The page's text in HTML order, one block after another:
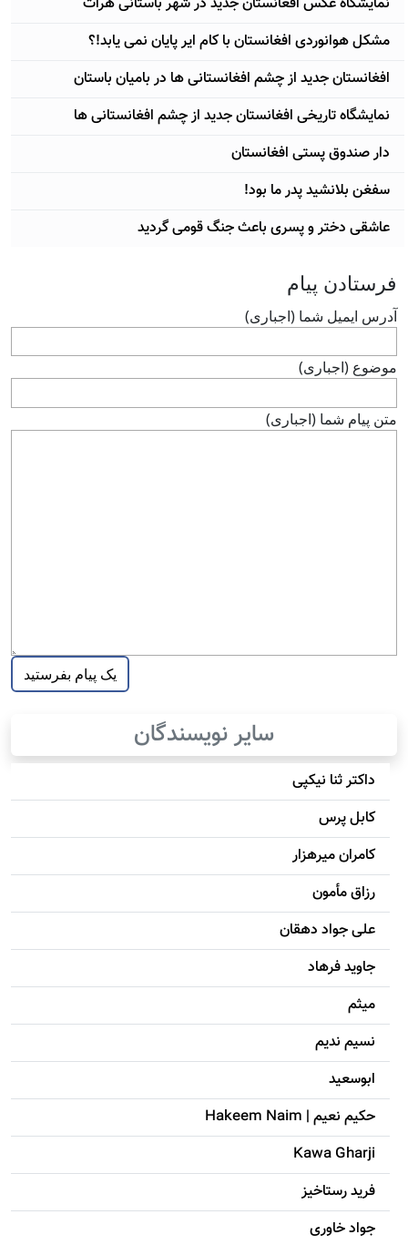
مشکل هوانوردی افغانستان با کام ایر پایان نمی یابد!؟
افغانستان جدید از چشم افغانستانی ها در بامیان باستان
نمایشگاه تاریخی افغانستان جدید از چشم افغانستانی ها
دار صندوق پستی افغانستان
سفغن بلانشيد پدر ما بود!
عاشقی دختر و پسری باعث جنگ قومی گردید
فرستادن پيام
آدرس ايميل شما (اجباری)
موضوع (اجباری)
متن پيام شما (اجباری)
سایر نویسندگان
داکتر ثنا نیکپی
کابل پرس
کامران میرهزار
رزاق مأمون
علی جواد دهقان
جاويد فرهاد
میثم
نسیم ندیم
ابوسعيد
حکيم نعيم | Hakeem Naim
Kawa Gharji
فرید رستاخیز
جواد خاوری